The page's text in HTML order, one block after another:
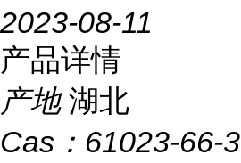
2023-08-11
产品详情
产地 湖北
Cas： 61023-66-3